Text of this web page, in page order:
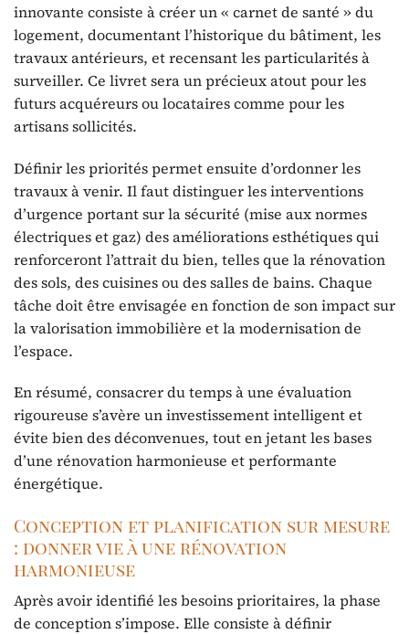
innovante consiste à créer un « carnet de santé » du
logement, documentant l’historique du bâtiment, les
travaux antérieurs, et recensant les particularités à
surveiller. Ce livret sera un précieux atout pour les
futurs acquéreurs ou locataires comme pour les
artisans sollicités.
Définir les priorités permet ensuite d’ordonner les
travaux à venir. Il faut distinguer les interventions
d’urgence portant sur la sécurité (mise aux normes
électriques et gaz) des améliorations esthétiques qui
renforceront l’attrait du bien, telles que la rénovation
des sols, des cuisines ou des salles de bains. Chaque
tâche doit être envisagée en fonction de son impact sur
la valorisation immobilière et la modernisation de
l’espace.
En résumé, consacrer du temps à une évaluation
rigoureuse s’avère un investissement intelligent et
évite bien des déconvenues, tout en jetant les bases
d’une rénovation harmonieuse et performante
énergétique.
Conception et planification sur mesure
: donner vie à une rénovation
harmonieuse
Après avoir identifié les besoins prioritaires, la phase
de conception s’impose. Elle consiste à définir